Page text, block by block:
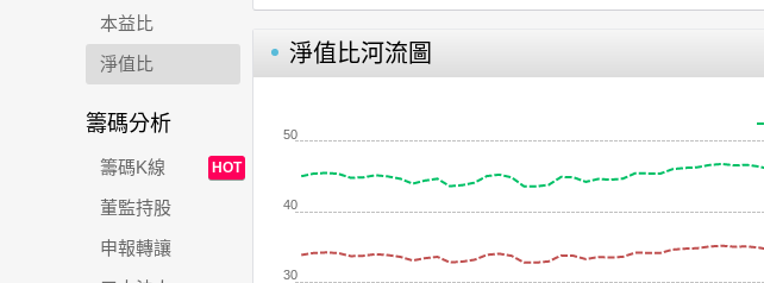
本益比
淨值比
籌碼分析
籌碼K線 HOT
董監持股
申報轉讓
淨值比河流圖
30
40
50